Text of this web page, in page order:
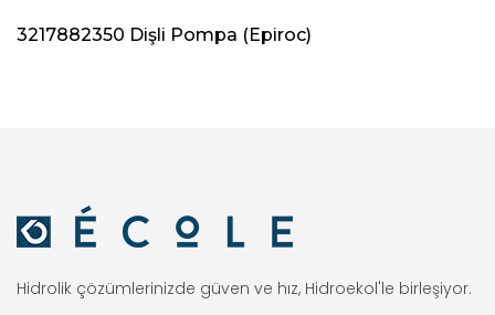
3217882350 Dişli Pompa (Epiroc)
Hidrolik çözümlerinizde güven ve hız, Hidroekol'le birleşiyor.